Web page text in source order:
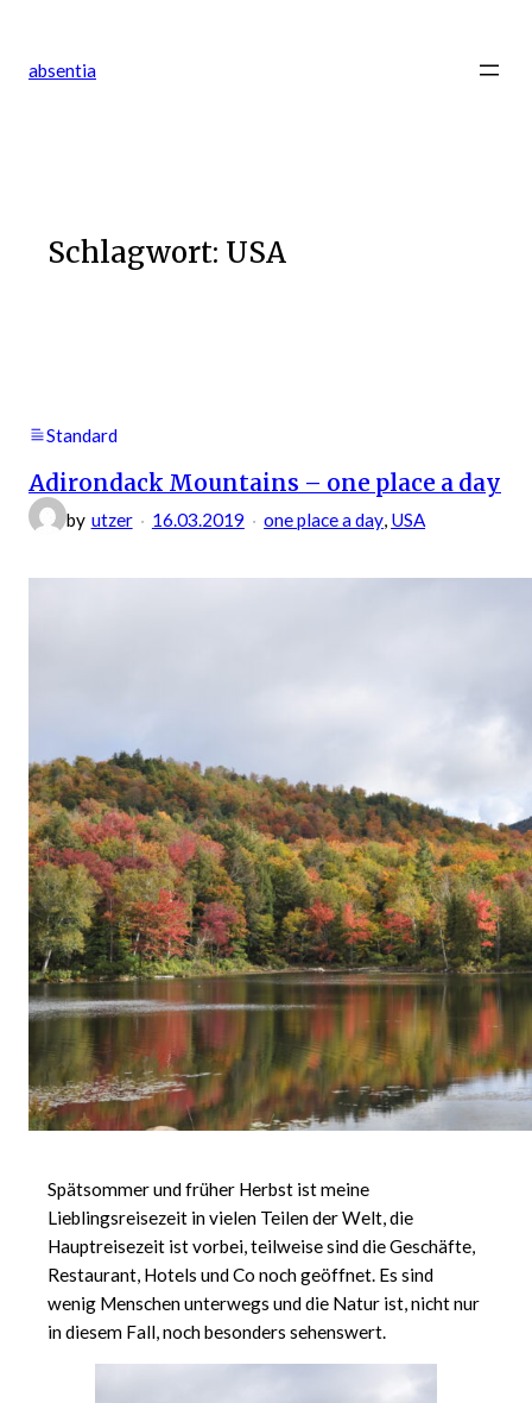
springen
absentia
Schlagwort: USA
Standard
Adirondack Mountains – one place a day
by utzer 16.03.2019 one place a day, USA
Spätsommer und früher Herbst ist meine
Lieblingsreisezeit in vielen Teilen der Welt, die
Hauptreisezeit ist vorbei, teilweise sind die Geschäfte,
Restaurant, Hotels und Co noch geöffnet. Es sind
wenig Menschen unterwegs und die Natur ist, nicht nur
in diesem Fall, noch besonders sehenswert.